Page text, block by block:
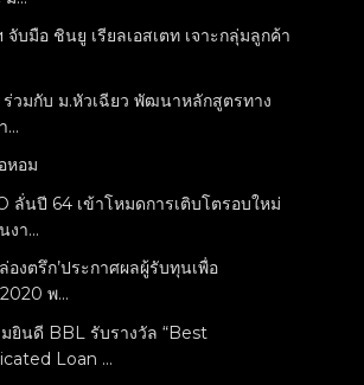
บมือ ชินยู เรียลเอสเตท เจาะกลุ่มลูกค้า
ร่วมกับ ม.หัวเฉียว พัฒนาหลักสูตรทาง
...
หอม
ลั่นปี 64 เข้าโหมดการเติบโตรอบใหม่
งา...
ล่องตรึก’ประกาศผลผู้รับทุนเพื่อ
พ...
ยินดี BBL รับรางวัล “Best
Loan ...